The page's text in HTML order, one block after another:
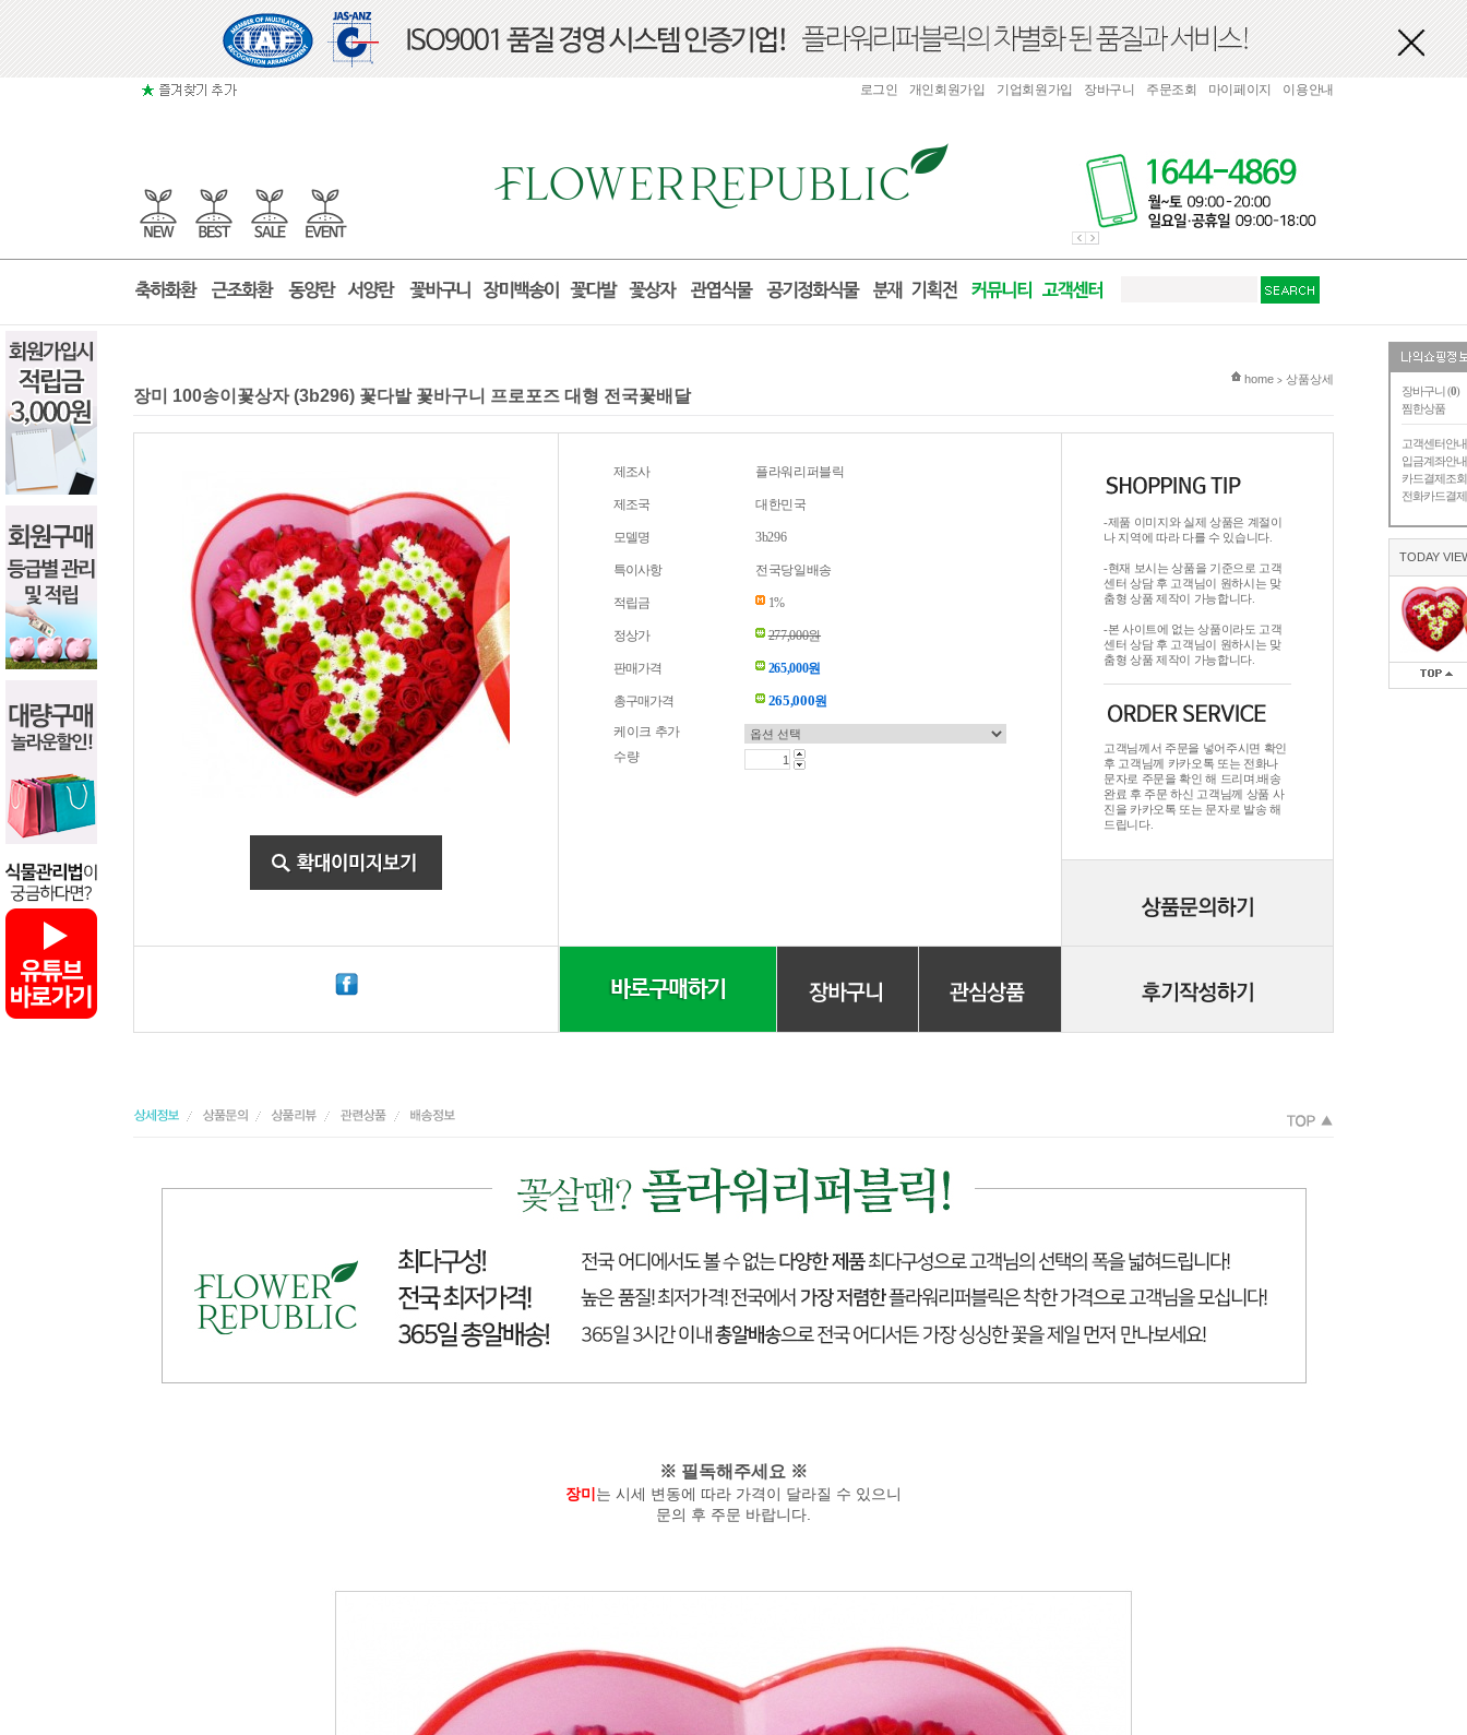
장바구니 (0)
찜한상품
고객센터안내
입금계좌안내
카드결제조회
전화카드결제
TODAY
로그인 개인회원가입 기업회원가입 장바구니 주문조회 마이페이지 이용안내
현재 위치
home > 상품상세
장미 100송이꽃상자 (3b296) 꽃다발 꽃바구니 프로포즈 대형 전국꽃배달
제조사 플라워리퍼블릭
제조국 대한민국
모델명 3b296
특이사항 전국당일배송
적립금 1%
정상가 277,000원
판매가격 265,000원
총구매가격 265,000원
케이크 추가
수량
-제품 이미지와 실제 상품은 계절이
나 지역에 따라 다를 수 있습니다.
-현재 보시는 상품을 기준으로 고객
센터 상담 후 고객님이 원하시는 맞
춤형 상품 제작이 가능합니다.
-본 사이트에 없는 상품이라도 고객
센터 상담 후 고객님이 원하시는 맞
춤형 상품 제작이 가능합니다.
고객님께서 주문을 넣어주시면 확인
후 고객님께 카카오톡 또는 전화나
문자로 주문을 확인 해 드리며.배송
완료 후 주문 하신 고객님께 상품 사
진을 카카오톡 또는 문자로 발송 해
드립니다.
※ 필독해주세요 ※
장미 는 시세 변동에 따라 가격이 달라질 수 있으니
문의 후 주문 바랍니다.